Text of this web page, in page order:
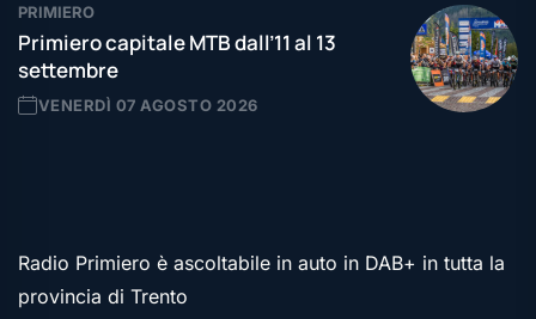
PRIMIERO
Primiero capitale MTB dall’11 al 13
settembre
VENERDÌ 07 AGOSTO 2026
Radio Primiero è ascoltabile in auto in DAB+ in tutta la
provincia di Trento